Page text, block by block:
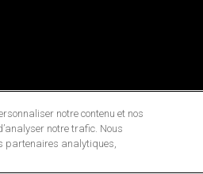
notre contenu et nos
notre trafic. Nous
partenaires analytiques,